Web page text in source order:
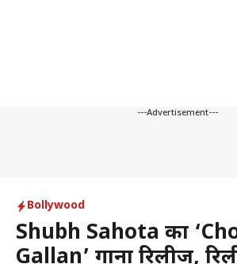
---Advertisement---
Bollywood
Shubh Sahota का
Gallan’ गाना रिलीज,